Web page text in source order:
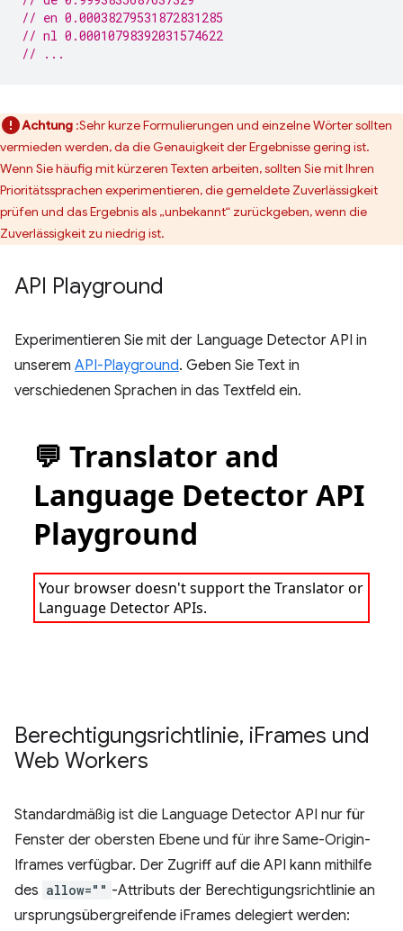
// en 0.00038279531872831285
// nl 0.00010798392031574622
// ...
Achtung :Sehr kurze Formulierungen und einzelne Wörter sollten
vermieden werden, da die Genauigkeit der Ergebnisse gering ist.
Wenn Sie häufig mit kürzeren Texten arbeiten, sollten Sie mit Ihren
Prioritätssprachen experimentieren, die gemeldete Zuverlässigkeit
prüfen und das Ergebnis als „unbekannt“ zurückgeben, wenn die
Zuverlässigkeit zu niedrig ist.
API Playground
Experimentieren Sie mit der Language Detector API in
unserem API-Playground. Geben Sie Text in
verschiedenen Sprachen in das Textfeld ein.
Berechtigungsrichtlinie, iFrames und
Web Workers
Standardmäßig ist die Language Detector API nur für
Fenster der obersten Ebene und für ihre Same-Origin-
Iframes verfügbar. Der Zugriff auf die API kann mithilfe
des allow="" -Attributs der Berechtigungsrichtlinie an
ursprungsübergreifende iFrames delegiert werden: